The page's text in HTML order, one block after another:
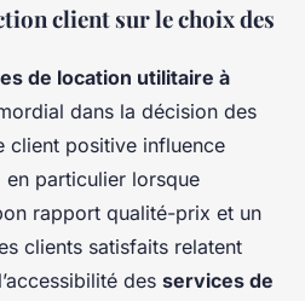
client sur le choix des
de location utilitaire à
dans la décision des
client positive influence
particulier lorsque
rapport qualité-prix et un
clients satisfaits relatent
des services de